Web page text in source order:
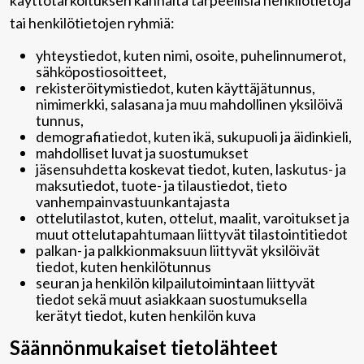
tai henkilötietojen ryhmiä:
yhteystiedot, kuten nimi, osoite, puhelinnumerot,
sähköpostiosoitteet,
rekisteröitymistiedot, kuten käyttäjätunnus,
nimimerkki, salasana ja muu mahdollinen yksilöivä
tunnus,
demografiatiedot, kuten ikä, sukupuoli ja äidinkieli,
mahdolliset luvat ja suostumukset
jäsensuhdetta koskevat tiedot, kuten, laskutus- ja
maksutiedot, tuote- ja tilaustiedot, tieto
vanhempainvastuunkantajasta
ottelutilastot, kuten, ottelut, maalit, varoitukset ja
muut ottelutapahtumaan liittyvät tilastointitiedot
palkan- ja palkkionmaksuun liittyvät yksilöivät
tiedot, kuten henkilötunnus
seuran ja henkilön kilpailutoimintaan liittyvät
tiedot sekä muut asiakkaan suostumuksella
kerätyt tiedot, kuten henkilön kuva
Säännönmukaiset tietolähteet